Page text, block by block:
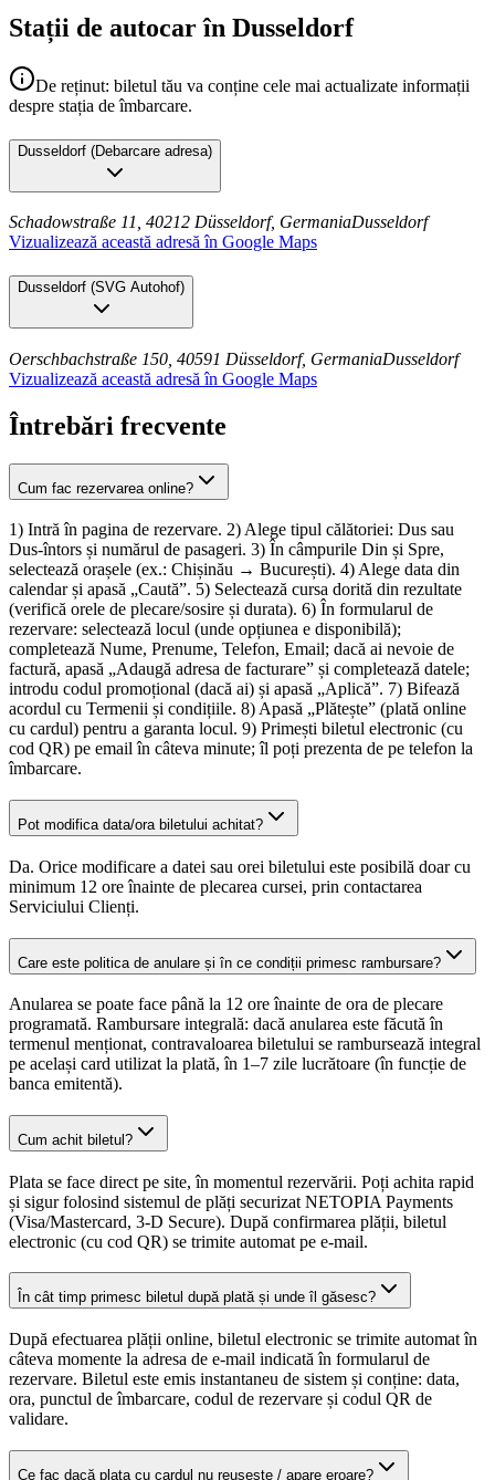
Stații de autocar în Dusseldorf
De reținut: biletul tău va conține cele mai actualizate informații
despre stația de îmbarcare.
Dusseldorf (Debarcare adresa)
Schadowstraße 11, 40212 Düsseldorf, GermaniaDusseldorf
Vizualizează această adresă în Google Maps
Dusseldorf (SVG Autohof)
Oerschbachstraße 150, 40591 Düsseldorf, GermaniaDusseldorf
Vizualizează această adresă în Google Maps
Întrebări frecvente
Cum fac rezervarea online?
1) Intră în pagina de rezervare. 2) Alege tipul călătoriei: Dus sau
Dus-întors și numărul de pasageri. 3) În câmpurile Din și Spre,
selectează orașele (ex.: Chișinău → București). 4) Alege data din
calendar și apasă „Caută”. 5) Selectează cursa dorită din rezultate
(verifică orele de plecare/sosire și durata). 6) În formularul de
rezervare: selectează locul (unde opțiunea e disponibilă);
completează Nume, Prenume, Telefon, Email; dacă ai nevoie de
factură, apasă „Adaugă adresa de facturare” și completează datele;
introdu codul promoțional (dacă ai) și apasă „Aplică”. 7) Bifează
acordul cu Termenii și condițiile. 8) Apasă „Plătește” (plată online
cu cardul) pentru a garanta locul. 9) Primești biletul electronic (cu
cod QR) pe email în câteva minute; îl poți prezenta de pe telefon la
îmbarcare.
Pot modifica data/ora biletului achitat?
Da. Orice modificare a datei sau orei biletului este posibilă doar cu
minimum 12 ore înainte de plecarea cursei, prin contactarea
Serviciului Clienți.
Care este politica de anulare și în ce condiții primesc rambursare?
Anularea se poate face până la 12 ore înainte de ora de plecare
programată. Rambursare integrală: dacă anularea este făcută în
termenul menționat, contravaloarea biletului se rambursează integral
pe același card utilizat la plată, în 1–7 zile lucrătoare (în funcție de
banca emitentă).
Cum achit biletul?
Plata se face direct pe site, în momentul rezervării. Poți achita rapid
și sigur folosind sistemul de plăți securizat NETOPIA Payments
(Visa/Mastercard, 3-D Secure). După confirmarea plății, biletul
electronic (cu cod QR) se trimite automat pe e-mail.
În cât timp primesc biletul după plată și unde îl găsesc?
După efectuarea plății online, biletul electronic se trimite automat în
câteva momente la adresa de e-mail indicată în formularul de
rezervare. Biletul este emis instantaneu de sistem și conține: data,
ora, punctul de îmbarcare, codul de rezervare și codul QR de
validare.
Ce fac dacă plata cu cardul nu reușește / apare eroare?